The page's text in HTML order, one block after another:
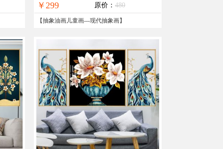
￥299 原价： 480
【抽象油画儿童画---现代抽象画】